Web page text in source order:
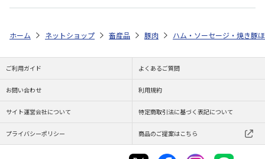
ホーム ネットショップ 畜産品 豚肉 ハム・ソーセージ・焼き豚
ご利用ガイド よくあるご質問
お問い合わせ 利用規約
サイト運営会社について 特定商取引法に基づく表記について
プライバシーポリシー 商品のご提案はこちら